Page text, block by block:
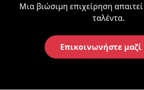
Μια βιώσιμη επιχείρηση απαιτεί
ταλέντα.
Επικοινωνήστε μαζί